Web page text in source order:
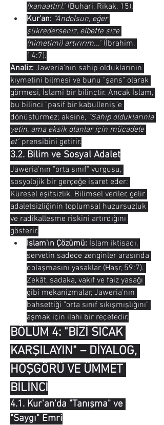
(kanaattir)." (Buhari, Rikak, 15).
Kur'an: "Andolsun, eğer
şükrederseniz, elbette size
(nimetimi) artırırım..." (İbrahim,
14:7).
Analiz: Jaweria'nın sahip olduklarının
kıymetini bilmesi ve bunu "şans" olarak
görmesi, İslamî bir bilinçtir. Ancak İslam,
bu bilinci "pasif bir kabulleniş"e
dönüştürmez; aksine, "Sahip olduklarınla
yetin, ama eksik olanlar için mücadele
et" prensibini getirir.
3.2. Bilim ve Sosyal Adalet
Jaweria'nın "orta sınıf" vurgusu,
sosyolojik bir gerçeğe işaret eder:
Küresel eşitsizlik. Bilimsel veriler, gelir
adaletsizliğinin toplumsal huzursuzluk
ve radikalleşme riskini artırdığını
gösterir.
İslam'ın Çözümü: İslam iktisadı,
servetin sadece zenginler arasında
dolaşmasını yasaklar (Haşr, 59:7).
Zekât, sadaka, vakıf ve faiz yasağı
gibi mekanizmalar, Jaweria'nın
bahsettiği "orta sınıf sıkışmışlığını"
aşmak için ilahi bir reçetedir.
BÖLÜM 4: "BİZİ SICAK
KARŞILAYIN" – DİYALOG,
HOŞGÖRÜ VE ÜMMET
BİLİNCİ
4.1. Kur'an'da "Tanışma" ve
"Saygı" Emri